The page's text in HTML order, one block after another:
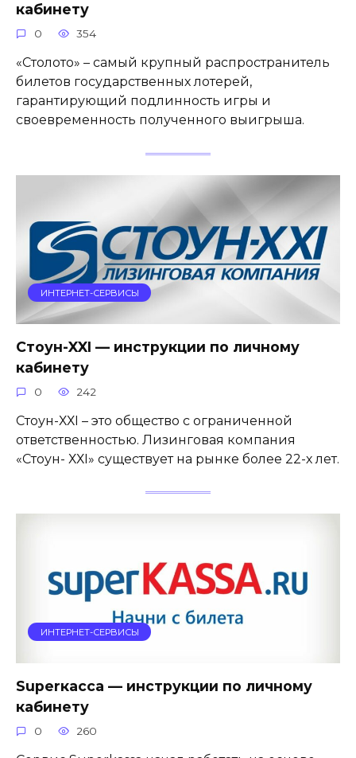
кабинету
0 354
«Столото» – самый крупный распространитель
билетов государственных лотерей,
гарантирующий подлинность игры и
своевременность полученного выигрыша.
ИНТЕРНЕТ-СЕРВИСЫ
Стоун-XXI — инструкции по личному
кабинету
0 242
Стоун-ХХI – это общество с ограниченной
ответственностью. Лизинговая компания
«Стоун- ХХI» существует на рынке более 22-х лет.
ИНТЕРНЕТ-СЕРВИСЫ
Superкасса — инструкции по личному
кабинету
0 260